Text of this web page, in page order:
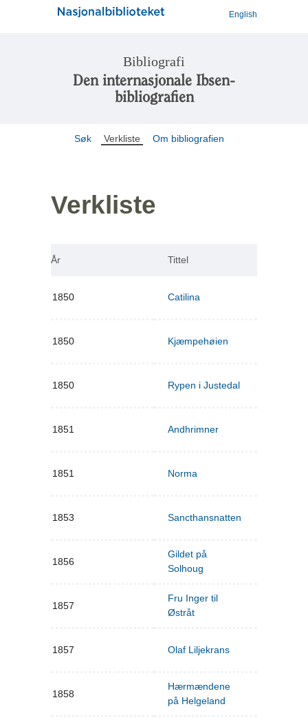
English
Bibliografi
Den internasjonale Ibsen-
bibliografien
Søk Verkliste Om bibliografien
Verkliste
År Tittel
1850 Catilina
1850 Kjæmpehøien
1850 Rypen i Justedal
1851 Andhrimner
1851 Norma
1853 Sancthansnatten
1856
Gildet på
Solhoug
1857
Fru Inger til
Østråt
1857 Olaf Liljekrans
1858
Hærmændene
på Helgeland